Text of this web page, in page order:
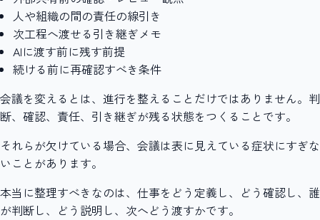
人や組織の間の責任の線引き
次工程へ渡せる引き継ぎメモ
AIに渡す前に残す前提
続ける前に再確認すべき条件
会議を変えるとは、進行を整えることだけではありません。判
断、確認、責任、引き継ぎが残る状態をつくることです。
それらが欠けている場合、会議は表に見えている症状にすぎな
いことがあります。
本当に整理すべきなのは、仕事をどう定義し、どう確認し、誰
が判断し、どう説明し、次へどう渡すかです。